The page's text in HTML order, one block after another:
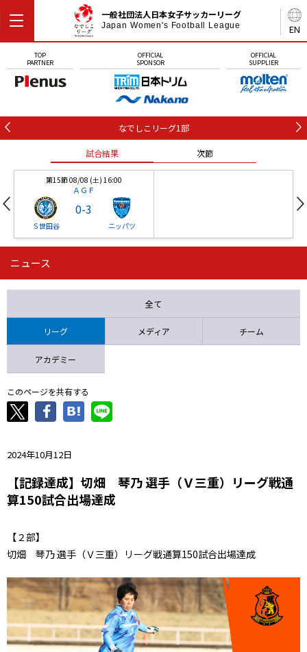
EN
一般社団法人日本女子サッカーリーグ
Japan Women's Football League
TOP
PARTNER
OFFICIAL
SPONSOR
OFFICIAL
SUPPLIER
なでしこリーグ1部
試合結果 次節
第15節 08/08 (土) 16:00
ＡＧＦ
Ｓ世田谷
0-3
ニッパツ
第16節 09/05 (土) 15:00
ニッパツ 石人の星
ニュース
全て
リーグ メディア チーム
アカデミー
このページを共有する
2024年10月12日
【記録達成】切畑 琴乃 選手（Ｖ三重）リーグ戦通
算150試合出場達成
【２部】
切畑 琴乃 選手（Ｖ三重）リーグ戦通算150試合出場達成